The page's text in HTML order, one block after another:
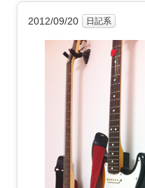
2012/09/20 日記系